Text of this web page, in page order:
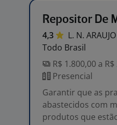
Repositor De
4,3 L. N.
Todo Brasil
R$ 1.800,00 a
Presencial
Garantir que as
abastecidos com
produtos que